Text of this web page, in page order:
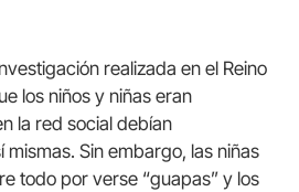
realizada en el Reino
los niños y niñas eran
la red social debían
mismas. Sin embargo, las niñas
todo por verse “guapas” y los